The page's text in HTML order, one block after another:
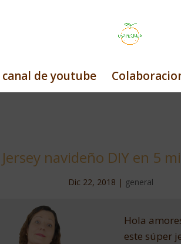
canal de youtube
Jersey navideño DIY en 5
Dic 22, 2018 | general
Hola
este súper